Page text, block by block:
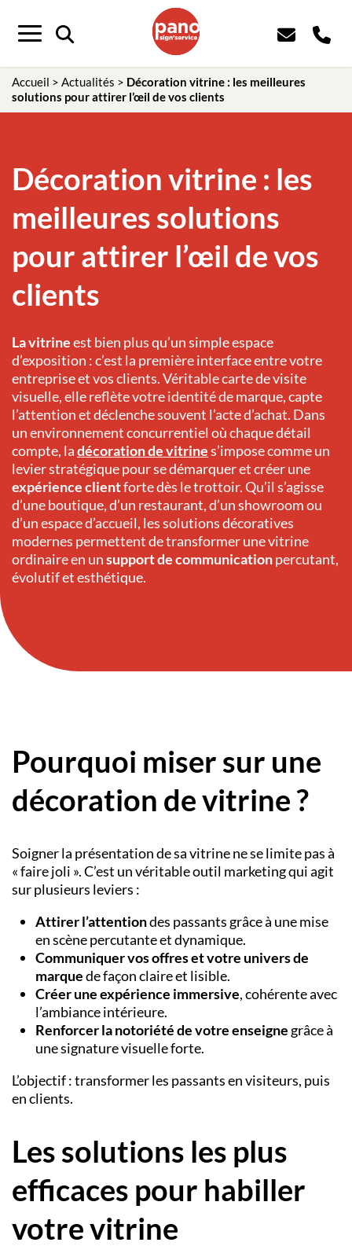
Menu
Accueil > Actualités > Décoration vitrine : les meilleures
solutions pour attirer l’œil de vos clients
Décoration vitrine : les
meilleures solutions
pour attirer l’œil de vos
clients
La vitrineest bien plus qu’un simple espace
d’exposition : c’est la première interface entre votre
entreprise et vos clients. Véritable carte de visite
visuelle, elle reflète votre identité de marque, capte
l’attention et déclenche souvent l’acte d’achat. Dans
un environnement concurrentiel où chaque détail
compte, ladécoration de vitrines’impose comme un
levier stratégique pour se démarquer et créer une
expérience clientforte dès le trottoir. Qu’il s’agisse
d’une boutique, d’un restaurant, d’un showroom ou
d’un espace d’accueil, les solutions décoratives
modernes permettent de transformer une vitrine
ordinaire en unsupport de communicationpercutant,
évolutif et esthétique.
Pourquoi miser sur une
décoration de vitrine ?
Soigner la présentation de sa vitrine ne se limite pas à
« faire joli ». C’est un véritable outil marketing qui agit
sur plusieurs leviers :
Attirer l’attentiondes passants grâce à une mise
en scène percutante et dynamique.
Communiquer vos offres et votre univers de
marquede façon claire et lisible.
Créer une expérience immersive, cohérente avec
l’ambiance intérieure.
Renforcer la notoriété de votre enseigne grâce à
une signature visuelle forte.
L’objectif : transformer les passants en visiteurs, puis
en clients.
Les solutions les plus
efficaces pour habiller
votre vitrine
Panneau de gestion des cookies